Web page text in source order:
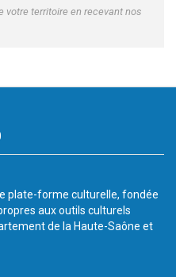
votre territoire en recevant nos
plate-forme culturelle, fondée
aux outils culturels
de la Haute-Saône et